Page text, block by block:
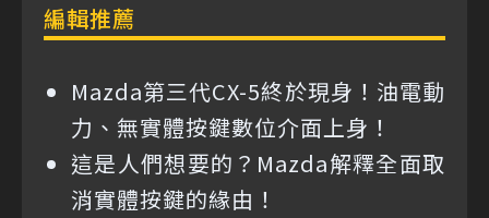
編輯推薦
Mazda第三代CX-5終於現身！油電動
力、無實體按鍵數位介面上身！
這是人們想要的？Mazda解釋全面取
消實體按鍵的緣由！